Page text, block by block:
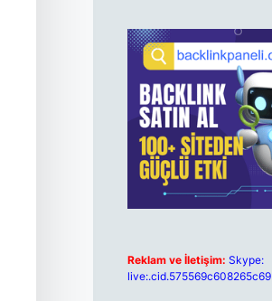
Reklam ve İletişim: Skype:
live:.cid.575569c608265c69